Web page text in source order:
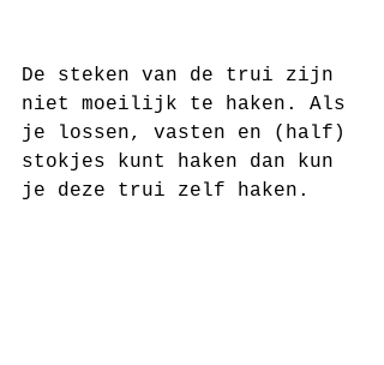
De steken van de trui zijn
niet moeilijk te haken. Als
je lossen, vasten en (half)
stokjes kunt haken dan kun
je deze trui zelf haken.